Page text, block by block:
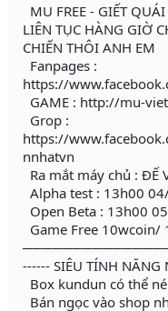
MU FREE - GIẾT
LIÊN TỤC HÀNG GIỜ
CHIẾN THÔI ANH EM
Fanpages :
https://
GAME : http://mu-
Grop :
https://
nnhatvn
Ra mắt máy chủ : ĐẾ
Alpha test : 13h00
Open Beta : 13h00
Game Free 10wcoin/
------ SIÊU TÍNH NĂNG
Box kundun có thể
Bán ngọc vào shop